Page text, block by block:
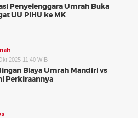
Penyelenggara Umrah Buka
UU PIHU ke MK
2025 11:40 WIB
Biaya Umrah Mandiri vs
Perkiraannya